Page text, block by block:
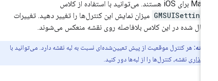
میزان نمایش این کنترل‌ها را تغییر دهید. تغییرات
شده در این کلاس بلافاصله روی نقشه منعکس می‌شوند.
هر کنترل موقعیت از پیش تعیین‌شده‌ای نسبت به لبه نقشه دارد. می‌توانید با
نقشه، کنترل‌ها را از لبه‌ها دور کنید.